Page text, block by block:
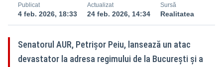
Publicat
4 feb. 2026, 18:33
Actualizat
24 feb. 2026, 14:34
Sursă
Realitatea
Senatorul AUR, Petrișor Peiu, lansează un atac
devastator la adresa regimului de la București și a